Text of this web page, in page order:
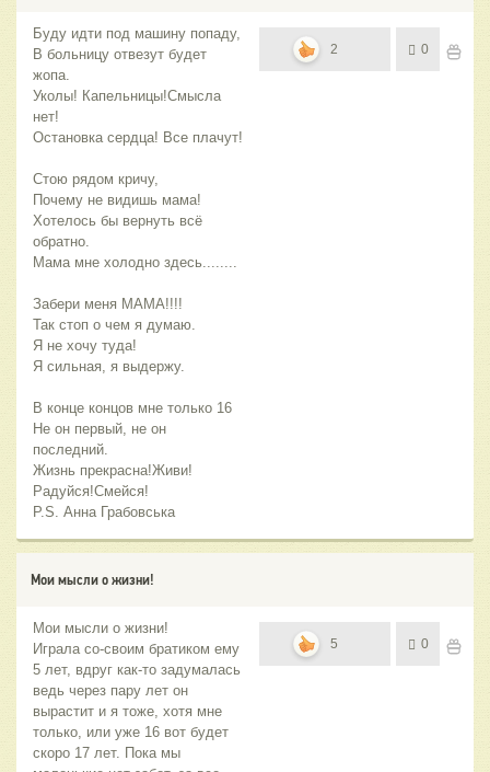
Буду идти под машину попаду,
В больницу отвезут будет
жопа.
Уколы! Капельницы!Смысла
нет!
Остановка сердца! Все плачут!
Стою рядом кричу,
Почему не видишь мама!
Хотелось бы вернуть всё
обратно.
Мама мне холодно здесь........
Забери меня МАМА!!!!
Так стоп о чем я думаю.
Я не хочу туда!
Я сильная, я выдержу.
В конце концов мне только 16
Не он первый, не он
последний.
Жизнь прекрасна!Живи!
Радуйся!Смейся!
P.S. Анна Грабовська
2 0
Мои мысли о жизни!
Мои мысли о жизни!
Играла со-своим братиком ему
5 лет, вдруг как-то задумалась
ведь через пару лет он
вырастит и я тоже, хотя мне
только, или уже 16 вот будет
скоро 17 лет. Пока мы
5 0